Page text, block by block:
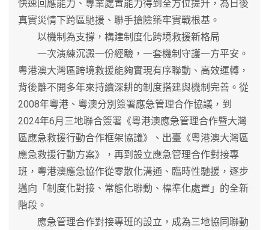
快速回應能力、專業處置能力得到全方位提升，為日後
真實災情下跨區馳援、聯手搶險築牢實戰根基。
以機制為支撐，構建制度化跨境救援新格局
一次演練沉澱一份經驗，一套機制守護一方平安。
粵港澳大灣區跨境救援能夠實現有序聯動、高效運轉，
背後離不開多年來持續深耕的制度搭建與機制完善。從
2008年粵港、粵澳分別簽署應急管理合作協議，到
2024年6月三地聯合簽署《粵港澳應急管理合作暨大灣
區應急救援行動合作框架協議》、出臺《粵港澳大灣區
應急救援行動方案》，再到設立應急管理合作對接專
班，粵港澳應急協作從零散化溝通、臨時性馳援，逐步
邁向「制度化對接、常態化聯動、標準化處置」的全新
階段。
應急管理合作對接專班的設立，成為三地協同聯動